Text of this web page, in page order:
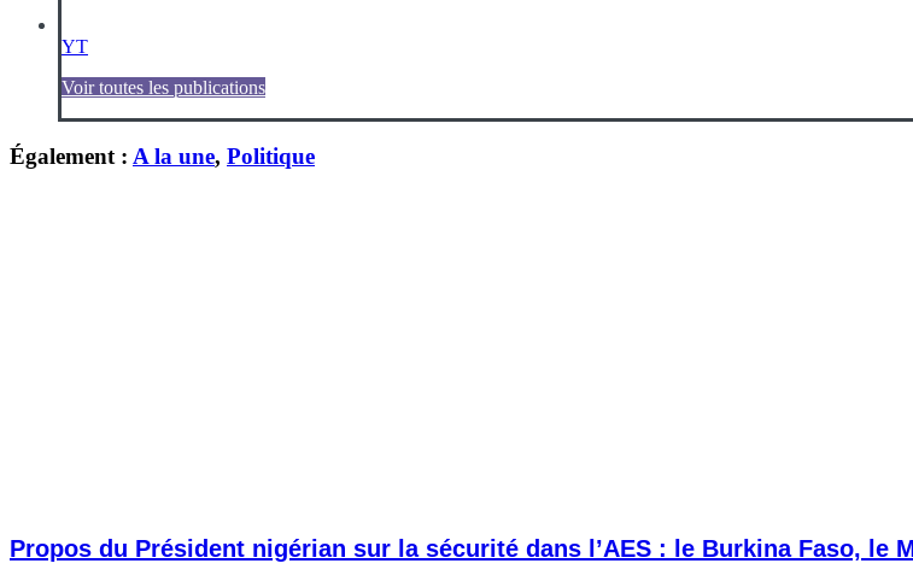
YT
Voir toutes les publications
Également : A la une, Politique
Propos du Président nigérian sur la sécurité dans l’AES : le Burkina Faso, le